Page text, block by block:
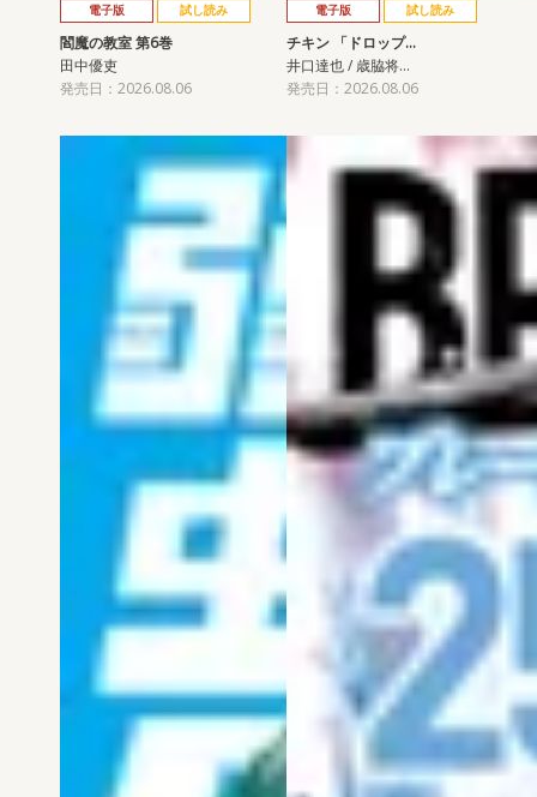
電子版 試し読み
閻魔の教室 第6巻
田中優吏
発売日：2026.08.06
電子版 試し読み
チキン 「ドロップ…
井口達也 / 歳脇将…
発売日：2026.08.06